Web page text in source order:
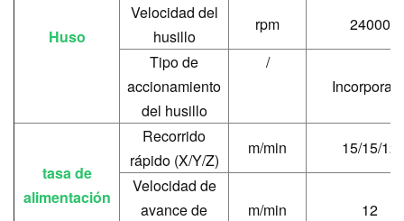
Huso
Velocidad del
husillo
rpm
24000
Tipo de
accionamiento
del husillo
/
tasa de
alimentación
Recorrido
rápido (X/Y/Z)
m/min
15/15/12
Velocidad de
avance de
m/min 12